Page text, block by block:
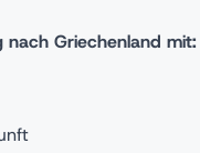
nach Griechenland mit: